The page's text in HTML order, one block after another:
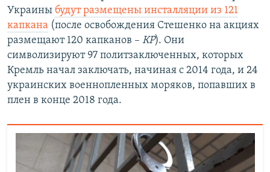
Украины будут размещены инсталляции из 121
капкана (после освобождения Стешенко на акциях
размещают 120 капканов – КР). Они
символизируют 97 политзаключенных, которых
Кремль начал заключать, начиная с 2014 года, и 24
украинских военнопленных моряков, попавших в
плен в конце 2018 года.